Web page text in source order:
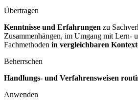
Übertragen
Kenntnisse und Erfahrungen zu
Zusammenhängen, im Umgang mit Lern-
Fachmethoden in vergleichbaren
Beherrschen
Handlungs- und Verfahrensweisen
Anwenden